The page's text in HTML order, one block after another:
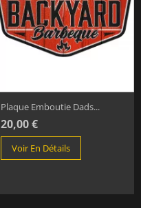
Plaque Emboutie Dads...
20,00 €
Voir En Détails